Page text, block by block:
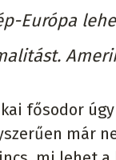
Európa
fősodor
már